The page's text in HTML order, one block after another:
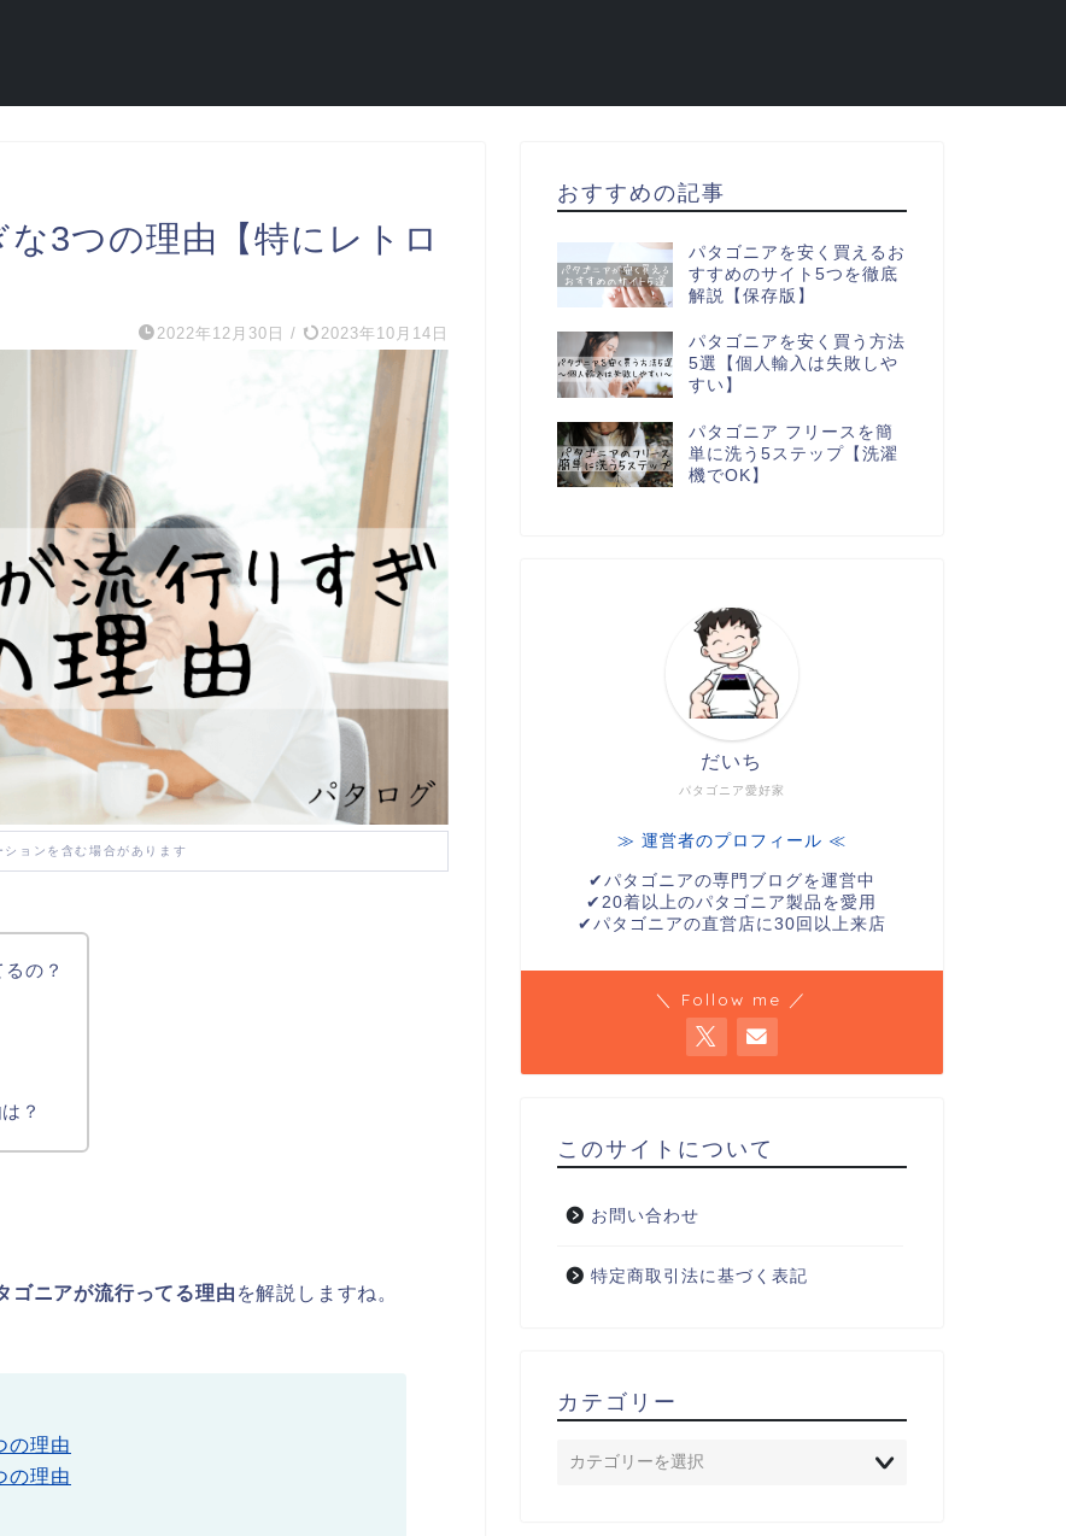
3つの理由【特にレトロ
2022年12月30日 / 2023年10月14日
ョンを含む場合があります
の？
？
ゴニアが流行ってる理由 を解説しますね。
の理由
の理由
おすすめの記事
パタゴニアを安く買えるお
すすめのサイト5つを徹底
解説【保存版】
パタゴニアを安く買う方法
5選【個人輸入は失敗しや
すい】
パタゴニア フリースを簡
単に洗う5ステップ【洗濯
機でOK】
パタゴニア愛好家
だいち
≫ 運営者のプロフィール ≪
✔︎パタゴニアの専門ブログを運営中
✔︎20着以上のパタゴニア製品を愛用
✔︎パタゴニアの直営店に30回以上来店
＼ Follow me ／
このサイトについて
お問い合わせ
特定商取引法に基づく表記
カテゴリー